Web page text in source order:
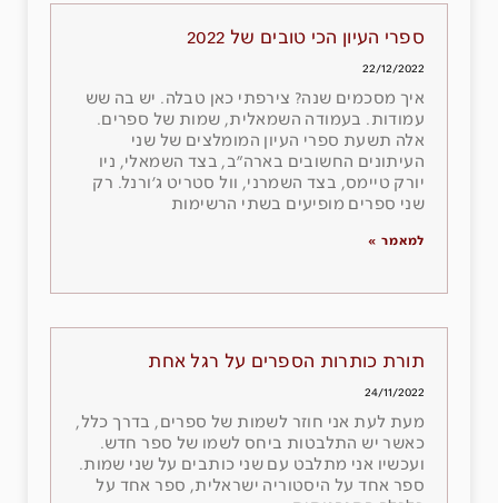
ספרי העיון הכי טובים של 2022
22/12/2022
איך מסכמים שנה? צירפתי כאן טבלה. יש בה שש
עמודות. בעמודה השמאלית, שמות של ספרים.
אלה תשעת ספרי העיון המומלצים של שני
העיתונים החשובים בארה״ב, בצד השמאלי, ניו
יורק טיימס, בצד השמרני, וול סטריט ג׳ורנל. רק
שני ספרים מופיעים בשתי הרשימות
למאמר »
תורת כותרות הספרים על רגל אחת
24/11/2022
מעת לעת אני חוזר לשמות של ספרים, בדרך כלל,
כאשר יש התלבטות ביחס לשמו של ספר חדש.
ועכשיו אני מתלבט עם שני כותבים על שני שמות.
ספר אחד על היסטוריה ישראלית, ספר אחד על